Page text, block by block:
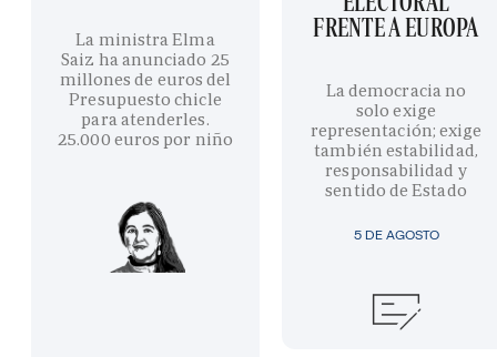
La ministra Elma
Saiz ha anunciado 25
millones de euros del
Presupuesto chicle
para atenderles.
25.000 euros por niño
5 DE AGOSTO
FRENTE A EUROPA
La democracia no
solo exige
representación; exige
también estabilidad,
responsabilidad y
sentido de Estado